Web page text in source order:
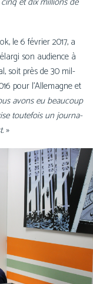
le 6 février 2017, a
son audience à
soit près de 30 mil­
pour l’Allemagne et
avons eu beau­coup
tou­te­fois un jour­na­
»